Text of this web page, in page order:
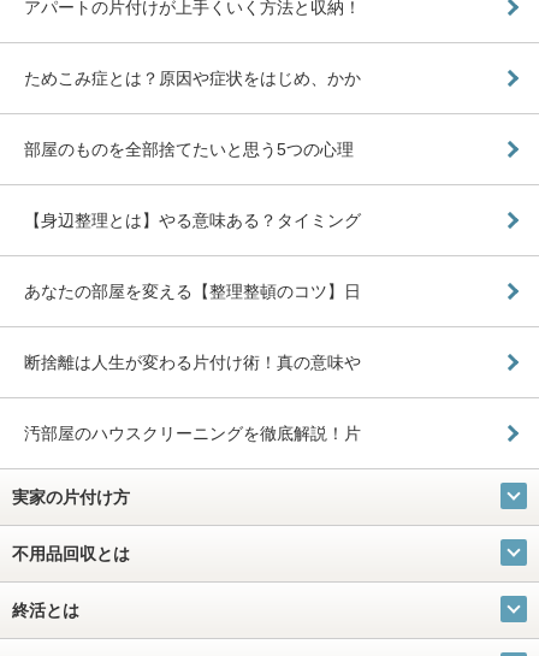
アパートの片付けが上手くいく方法と収納！
ためこみ症とは？原因や症状をはじめ、かか
部屋のものを全部捨てたいと思う5つの心理
【身辺整理とは】やる意味ある？タイミング
あなたの部屋を変える【整理整頓のコツ】日
断捨離は人生が変わる片付け術！真の意味や
汚部屋のハウスクリーニングを徹底解説！片
実家の片付け方
不用品回収とは
終活とは